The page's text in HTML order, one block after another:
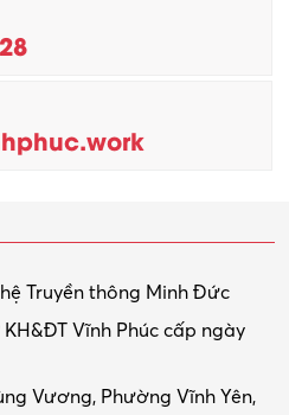
Truyền thông Minh Đức
KH&ĐT Vĩnh Phúc cấp ngày
Vương, Phường Vĩnh Yên,